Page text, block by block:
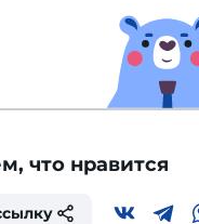
что нравится